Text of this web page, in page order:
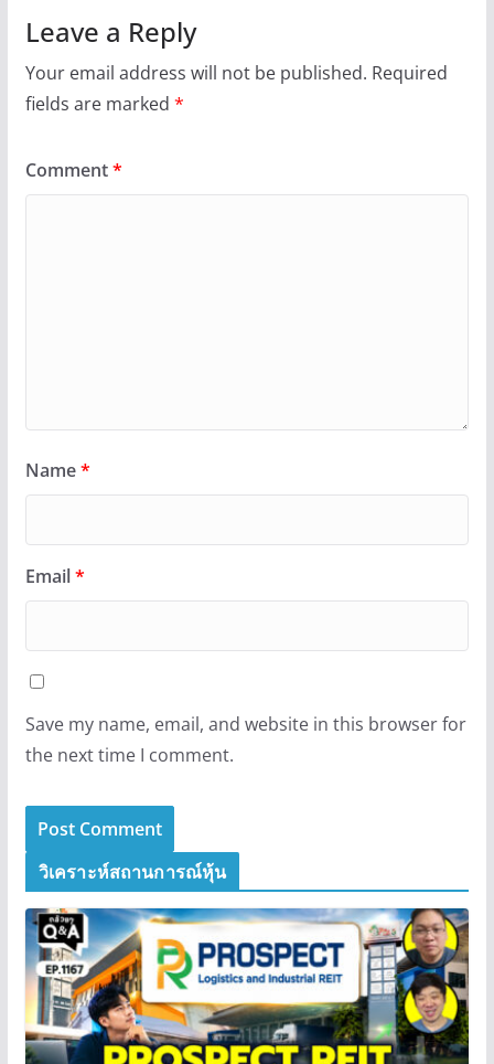
Leave a Reply
Your email address will not be published. Required
fields are marked *
Comment*
Name*
Email*
Save my name, email, and website in this browser for
the next time I comment.
วิเคราะห์สถานการณ์หุ้น